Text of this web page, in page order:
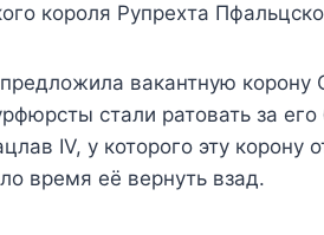
короля Рупрехта
вакантную корону
стали ратовать за
IV, у которого эту корону
время её вернуть взад.